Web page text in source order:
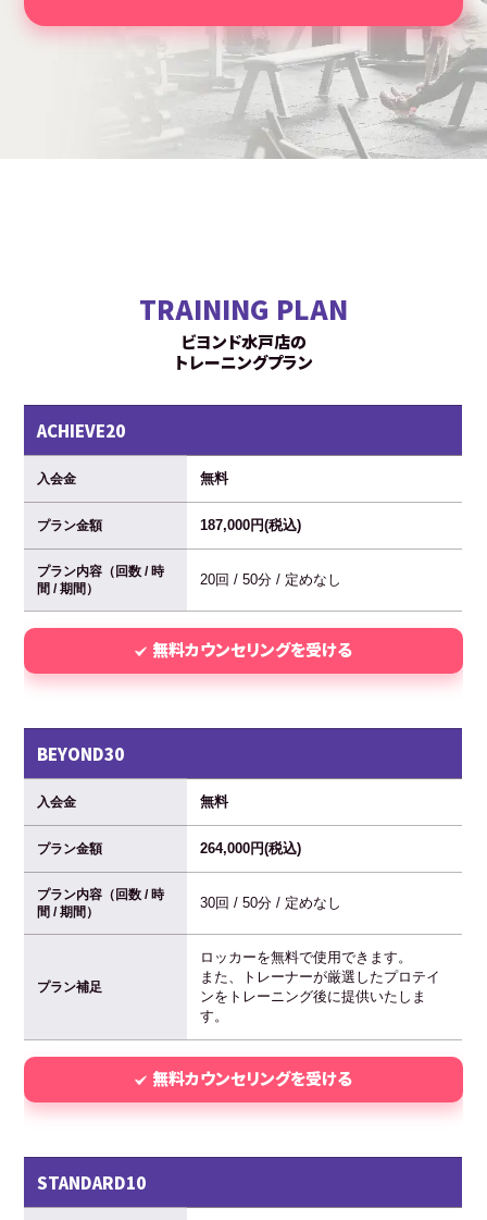
TRAINING PLAN
ビヨンド水戸店の
トレーニングプラン
ACHIEVE20
入会金 無料
プラン金額 187,000円(税込)
プラン内容（回数 / 時
間 / 期間）
20回 / 50分 / 定めなし
無料カウンセリングを受ける
BEYOND30
入会金 無料
プラン金額 264,000円(税込)
プラン内容（回数 / 時
間 / 期間）
30回 / 50分 / 定めなし
プラン補足
ロッカーを無料で使用できます。
また、トレーナーが厳選したプロテイ
ンをトレーニング後に提供いたしま
す。
無料カウンセリングを受ける
STANDARD10